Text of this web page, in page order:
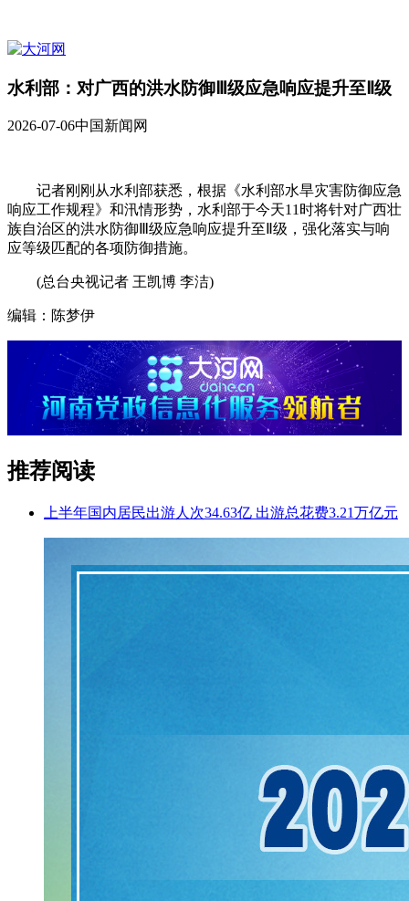
水利部：对广西的洪水防御Ⅲ级应急响应提升至Ⅱ级
2026-07-06中国新闻网
记者刚刚从水利部获悉，根据《水利部水旱灾害防御应急
响应工作规程》和汛情形势，水利部于今天11时将针对广西壮
族自治区的洪水防御Ⅲ级应急响应提升至Ⅱ级，强化落实与响
应等级匹配的各项防御措施。
(总台央视记者 王凯博 李洁)
编辑：陈梦伊
推荐阅读
上半年国内居民出游人次34.63亿 出游总花费3.21万亿元